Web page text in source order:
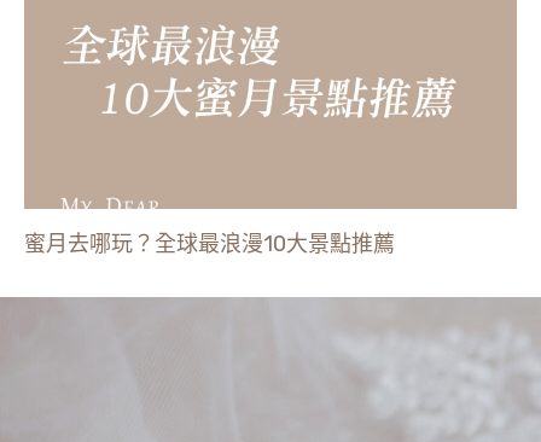
蜜月去哪玩？全球最浪漫10大景點推薦